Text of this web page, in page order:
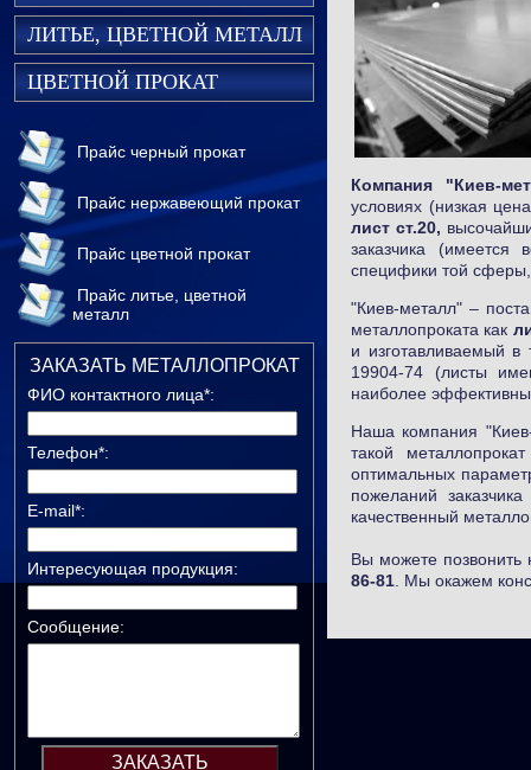
ЛИТЬЕ, ЦВЕТНОЙ МЕТАЛЛ
ЦВЕТНОЙ ПРОКАТ
Прайс черный прокат
Прайс нержавеющий прокат
Прайс цветной прокат
Прайс литье, цветной
металл
ЗАКАЗАТЬ МЕТАЛЛОПРОКАТ
ФИО контактного лица*:
Телефон*:
E-mail*:
Интересующая продукция:
Сообщение:
Компания "Киев-
условиях (низкая
лист ст.20,
заказчика
специфики той сферы,
"Киев-металл" –
металлопроката как
и изготавливаемый
19904-74 (листы
наиболее
Наша компания
такой
оптимальных
пожеланий
качественный
Вы можете
86-81 . Мы окажем